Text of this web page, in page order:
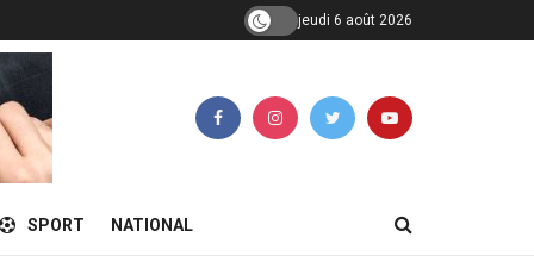
jeudi 6 août 2026
SPORT NATIONAL